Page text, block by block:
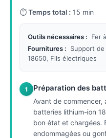
⏱Temps total : 15 min
Outils nécessaires :
Fer
Fournitures :
Support
18650, Fils électriques
1 Préparation des
Avant de
batteries lithium-ion
bon état et chargées.
endommagées ou